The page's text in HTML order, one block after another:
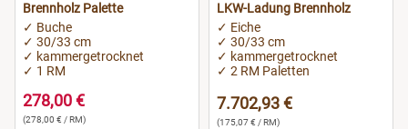
Brennholz Palette
✓ Buche
✓ 30/33 cm
✓ kammergetrocknet
✓ 1 RM
278,00 €
(278,00 € / RM)
LKW-Ladung Brennholz
✓ Eiche
✓ 30/33 cm
✓ kammergetrocknet
✓ 2 RM Paletten
7.702,93 €
(175,07 € / RM)